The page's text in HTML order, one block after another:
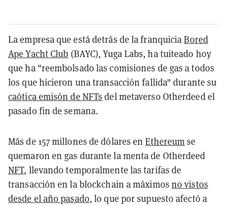
La empresa que está detrás de la franquiciaBored
Ape Yacht Club (BAYC), Yuga Labs, ha tuiteado hoy
que ha "reembolsado las comisiones de gas a todos
los que hicieron una transacción fallida" durante su
caótica emisón de NFTs del metaverso Otherdeed el
pasado fin de semana.
Más de 157 millones de dólares enEthereumse
quemaron en gas durante la menta de Otherdeed
NFT, llevando temporalmente las tarifas de
transacción en la blockchain a máximos no vistos
desde el año pasado, lo que por supuesto afectó a